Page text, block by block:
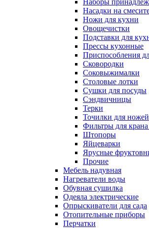
Наборы
Насадки на
Ножи для кухни
Овощечистки
Подставки для
Прессы кухонные
Приспособления
Сковородки
Соковыжималки
Столовые лотки
Сушки для посуды
Сэндвичницы
Терки
Точилки для ножей
Фильтры для
Штопоры
Яйцеварки
Ярусные
Прочие
Мебель надувная
Нагреватели воды
Обувная сушилка
Одеяла электрические
Опрыскиватели для сада
Отопительные приборы
Перчатки